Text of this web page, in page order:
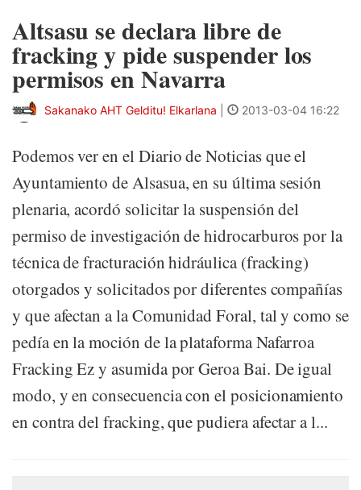
Altsasu se declara libre de
fracking y pide suspender los
permisos en Navarra
Sakanako AHT Gelditu! Elkarlana 2013-03-04 16:22
Podemos ver en el Diario de Noticias que el
Ayuntamiento de Alsasua, en su última sesión
plenaria, acordó solicitar la suspensión del
permiso de investigación de hidrocarburos por la
técnica de fracturación hidráulica (fracking)
otorgados y solicitados por diferentes compañías
y que afectan a la Comunidad Foral, tal y como se
pedía en la moción de la plataforma Nafarroa
Fracking Ez y asumida por Geroa Bai. De igual
modo, y en consecuencia con el posicionamiento
en contra del fracking, que pudiera afectar a l...